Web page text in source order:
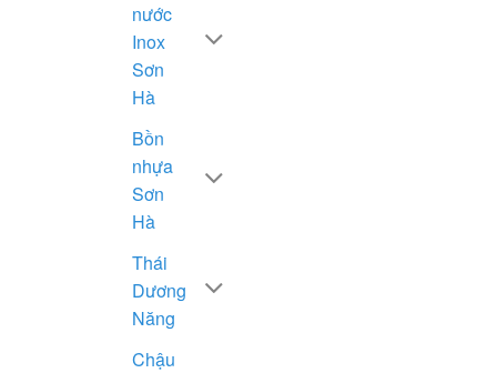
nước
Inox
Sơn
Hà
Bồn
nhựa
Sơn
Hà
Thái
Dương
Năng
Chậu